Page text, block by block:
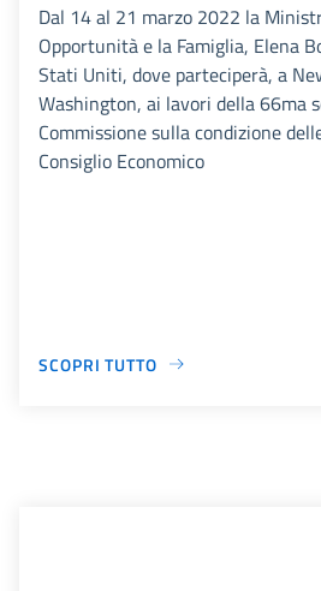
Dal 14 al 21 marzo 2022 la
Opportunità e la Famiglia, Elena
Stati Uniti, dove parteciperà, a
Washington, ai lavori della 66ma
Commissione sulla condizione
Consiglio Economico
SCOPRI TUTTO